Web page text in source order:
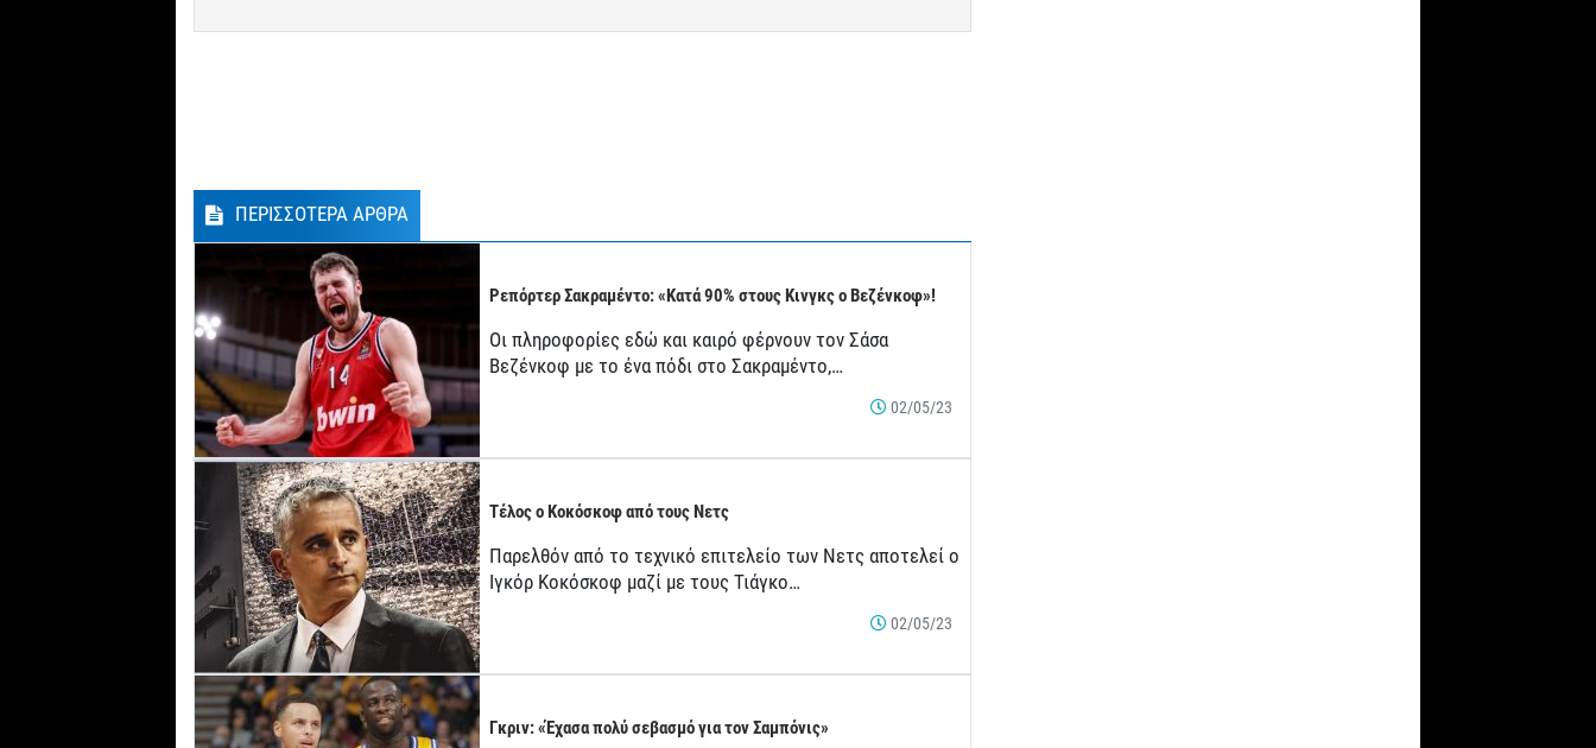
ΠΕΡΙΣΣΟΤΕΡΑ ΑΡΘΡΑ
Ρεπόρτερ Σακραμέντο: «Κατά 90% στους Κινγκς ο Βεζένκοφ»!
Οι πληροφορίες εδώ και καιρό φέρνουν τον Σάσα
Βεζένκοφ με το ένα πόδι στο Σακραμέντο,…
02/05/23
Τέλος ο Κοκόσκοφ από τους Νετς
Παρελθόν από το τεχνικό επιτελείο των Νετς αποτελεί ο
Ιγκόρ Κοκόσκοφ μαζί με τους Τιάγκο…
02/05/23
Γκριν: «Έχασα πολύ σεβασμό για τον Σαμπόνις»